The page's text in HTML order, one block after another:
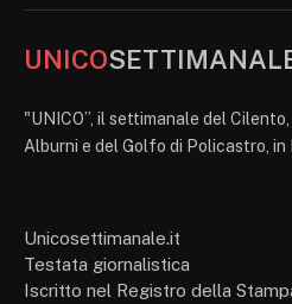
UNICO
"UNICO”, il settimanale del
Alburni e del Golfo di Policastro, in
Unicosettimanale.it
Testata giornalistica
Iscritto nel Registro della